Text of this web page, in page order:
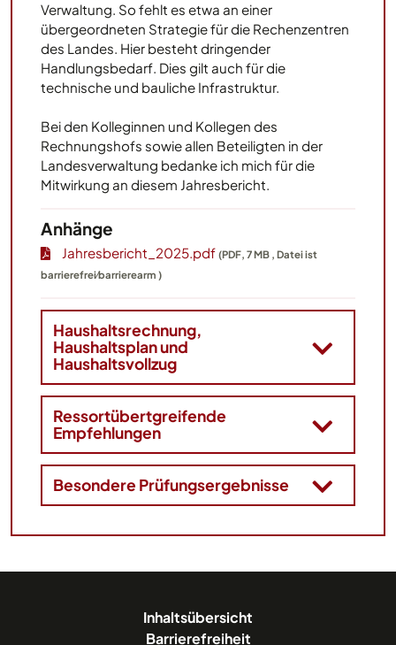
Verwaltung. So fehlt es etwa an einer
übergeordneten Strategie für die Rechenzentren
des Landes. Hier besteht dringender
Handlungsbedarf. Dies gilt auch für die
technische und bauliche Infrastruktur.
Bei den Kolleginnen und Kollegen des
Rechnungshofs sowie allen Beteiligten in der
Landesverwaltung bedanke ich mich für die
Mitwirkung an diesem Jahresbericht.
Anhänge
Jahresbericht_2025.pdf (PDF, 7 MB , Datei ist
barrierefrei⁄barrierearm )
Haushaltsrechnung,
Haushaltsplan und
Haushaltsvollzug
Ressortübertgreifende
Empfehlungen
Besondere Prüfungsergebnisse
Inhaltsübersicht
Barrierefreiheit